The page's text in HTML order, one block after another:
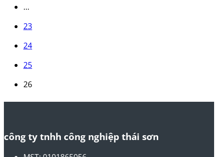
…
23
24
25
26
công ty tnhh công nghiệp thái sơn